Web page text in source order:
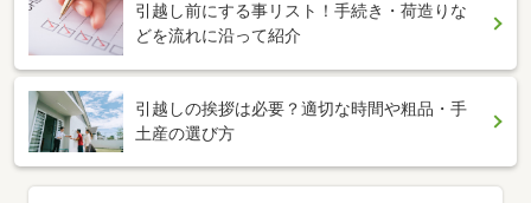
引越し前にする事リスト！手続き・荷造りな
どを流れに沿って紹介
引越しの挨拶は必要？適切な時間や粗品・手
土産の選び方